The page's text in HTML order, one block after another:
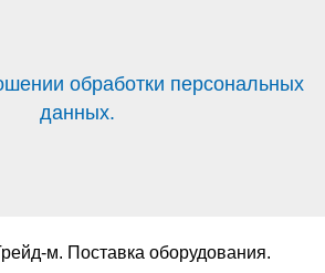
обработки персональных
данных.
м. Поставка оборудования.